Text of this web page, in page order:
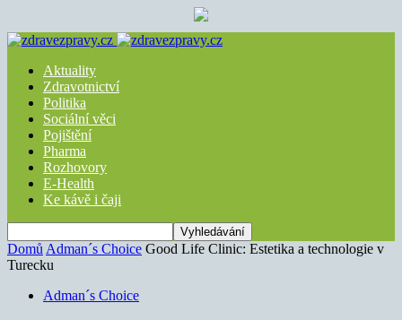
Aktuality
Zdravotnictví
Politika
Sociální věci
Pojištění
Pharma
Rozhovory
E-Health
Ke kávě i čaji
Domů Adman´s Choice Good Life Clinic: Estetika a technologie v
Turecku
Adman´s Choice